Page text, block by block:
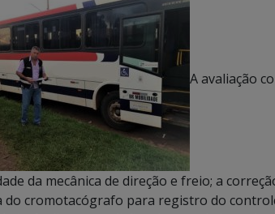
A avaliação
da mecânica de direção e freio; a
do cromotacógrafo para registro do